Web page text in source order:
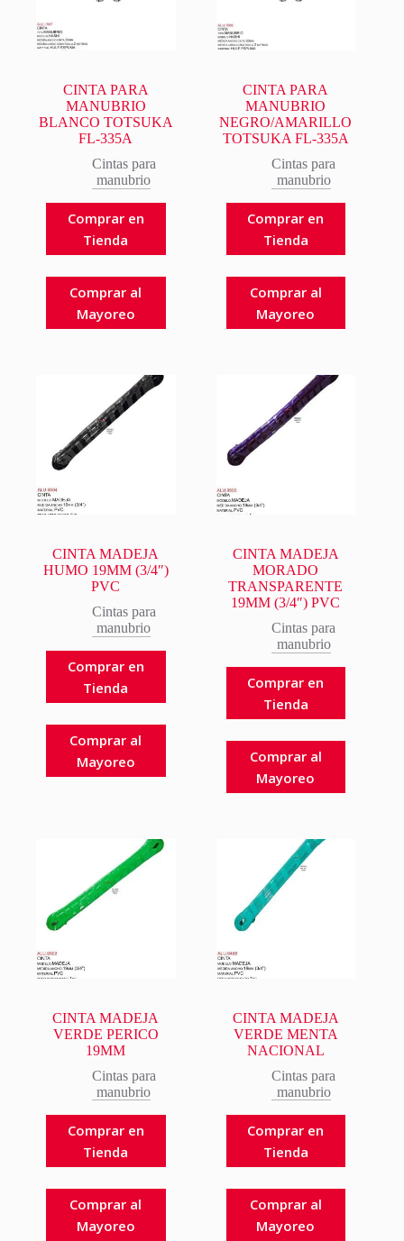
CINTA PARA
MANUBRIO
BLANCO TOTSUKA
FL-335A
Cintas para
manubrio
Comprar en
Tienda
Comprar al
Mayoreo
CINTA PARA
MANUBRIO
NEGRO/AMARILLO
TOTSUKA FL-335A
Cintas para
manubrio
Comprar en
Tienda
Comprar al
Mayoreo
CINTA MADEJA
HUMO 19MM (3/4″)
PVC
Cintas para
manubrio
Comprar en
Tienda
Comprar al
Mayoreo
CINTA MADEJA
MORADO
TRANSPARENTE
19MM (3/4″) PVC
Cintas para
manubrio
Comprar en
Tienda
Comprar al
Mayoreo
CINTA MADEJA
VERDE PERICO
19MM
Cintas para
manubrio
Comprar en
Tienda
Comprar al
Mayoreo
CINTA MADEJA
VERDE MENTA
NACIONAL
Cintas para
manubrio
Comprar en
Tienda
Comprar al
Mayoreo